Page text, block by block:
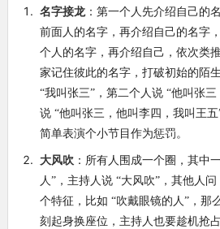
名字接龙：第一个人先介绍自己的
前面人的名字，再介绍自己的名字
个人的名字，再介绍自己，依次类
家记住彼此的名字，打破初始的陌
“我叫张三”，第二个人说 “他叫张
说 “他叫张三，他叫李四，我叫王
简单表演个小节目作为惩罚。
大风吹：所有人围成一个圈，其中
人”，主持人说 “大风吹”，其他人
个特征，比如 “吹戴眼镜的人”，那
刻起身换座位，主持人也要趁机抢